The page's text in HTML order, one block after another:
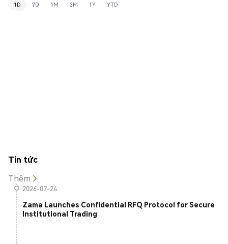
1D 7D 1M 3M 1Y YTD
Tin tức
Thêm
2026-07-24
Zama Launches Confidential RFQ Protocol for Secure
Institutional Trading